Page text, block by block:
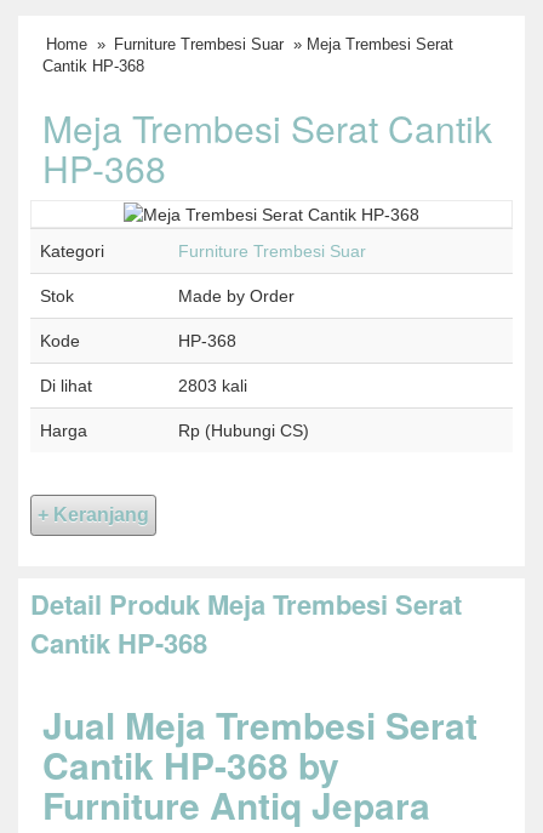
Home » Furniture Trembesi Suar » Meja Trembesi Serat
Cantik HP-368
Meja Trembesi Serat Cantik
HP-368
Kategori Furniture Trembesi Suar
Stok Made by Order
Kode HP-368
Di lihat 2803 kali
Harga Rp (Hubungi CS)
Detail Produk Meja Trembesi Serat
Cantik HP-368
Jual Meja Trembesi Serat
Cantik HP-368 by
Furniture Antiq Jepara